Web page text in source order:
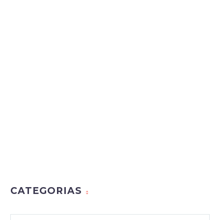
CATEGORIAS